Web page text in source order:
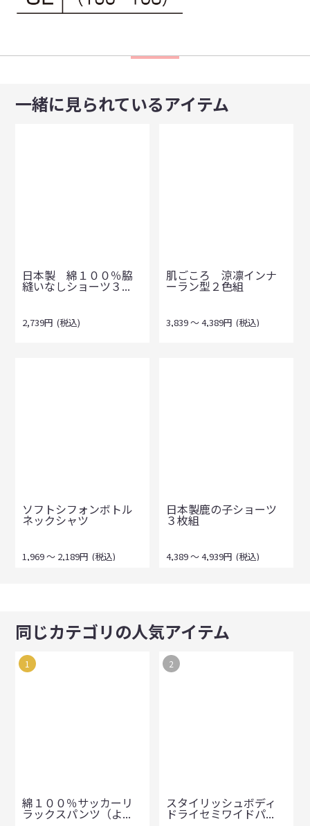
一緒に見られているアイテム
日本製 綿１００％脇
縫いなしショーツ３...
2,739円 (税込)
肌ごころ 涼凛インナ
ーラン型２色組
3,839～4,389円 (税込)
ソフトシフォンボトル
ネックシャツ
1,969～ 2,189円 (税込)
日本製鹿の子ショーツ
３枚組
4,389～4,939円 (税込)
同じカテゴリの人気アイテム
1
綿１００％サッカーリ
ラックスパンツ（よ...
2
スタイリッシュボディ
ドライセミワイドパ...